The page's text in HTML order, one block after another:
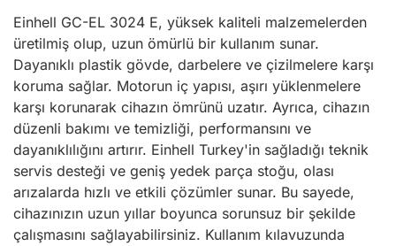
Einhell GC-EL 3024 E, yüksek kaliteli malzemelerden
üretilmiş olup, uzun ömürlü bir kullanım sunar.
Dayanıklı plastik gövde, darbelere ve çizilmelere karşı
koruma sağlar. Motorun iç yapısı, aşırı yüklenmelere
karşı korunarak cihazın ömrünü uzatır. Ayrıca, cihazın
düzenli bakımı ve temizliği, performansını ve
dayanıklılığını artırır. Einhell Turkey'in sağladığı teknik
servis desteği ve geniş yedek parça stoğu, olası
arızalarda hızlı ve etkili çözümler sunar. Bu sayede,
cihazınızın uzun yıllar boyunca sorunsuz bir şekilde
çalışmasını sağlayabilirsiniz. Kullanım kılavuzunda